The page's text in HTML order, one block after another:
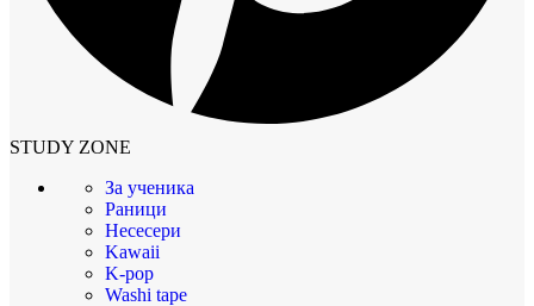
STUDY ZONE
За ученика
Раници
Несесери
Kawaii
K-pop
Washi tape